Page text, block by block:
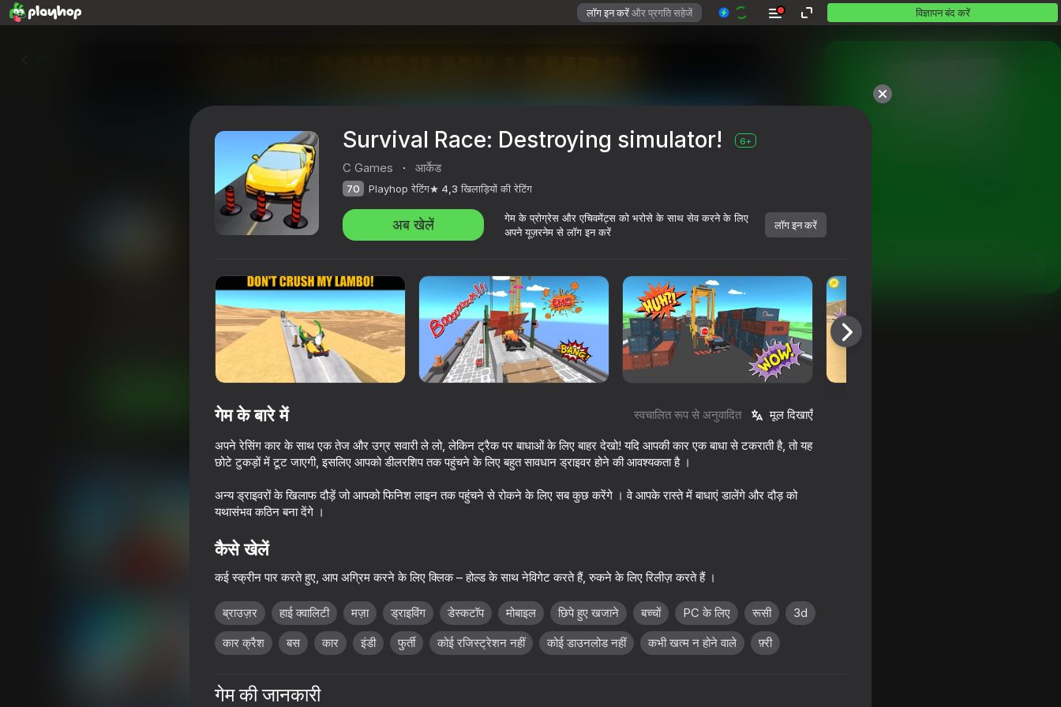
लॉग इन करेंऔर प्रगति सहेजें विज्ञापन बंद करें
Survival Race: Destroying simulator!
4,3 खिलाड़ियों की रेटिंग 6+
Obby but You're on a Bike Race Survival: Arena King Draw Joust! Crash X
72
Survival Race: Destroying simulator! 6+
C Games · आर्केड
70 Playhop रेटिंग 4,3 खिलाड़ियों की रेटिंग
अब खेलें
गेम के प्रोग्रेस और एचिवमेंट्स को भरोसे के साथ सेव करने के लिए
अपने यूज़रनेम से लॉग इन करें
लॉग इन करें
गेम के बारे में स्वचालित रूप से अनुवादित मूल दिखाएँ
अपने रेसिंग कार के साथ एक तेज और उग्र सवारी ले लो, लेकिन ट्रैक पर बाधाओं के लिए बाहर देखो! यदि आपकी कार एक बाधा से टकराती है, तो यह
छोटे टुकड़ों में टूट जाएगी, इसलिए आपको डीलरशिप तक पहुंचने के लिए बहुत सावधान ड्राइवर होने की आवश्यकता है ।
अन्य ड्राइवरों के खिलाफ दौड़ें जो आपको फिनिश लाइन तक पहुंचने से रोकने के लिए सब कुछ करेंगे । वे आपके रास्ते में बाधाएं डालेंगे और दौड़ को
यथासंभव कठिन बना देंगे ।
कैसे खेलें
कई स्क्रीन पार करते हुए, आप अग्रिम करने के लिए क्लिक – होल्ड के साथ नेविगेट करते हैं, रुकने के लिए रिलीज़ करते हैं ।
ब्राउज़र हाई क्वालिटी मज़ा ड्राइविंग डेस्कटॉप मोबाइल छिपे हुए खजाने बच्चों PC के लिए रूसी
3d
कार क्रैश
बस कार इंडी फुर्ती कोई रजिस्ट्रेशन नहीं कोई डाउनलोड नहीं कभी खत्म न होने वाले फ़्री
गेम की जानकारी